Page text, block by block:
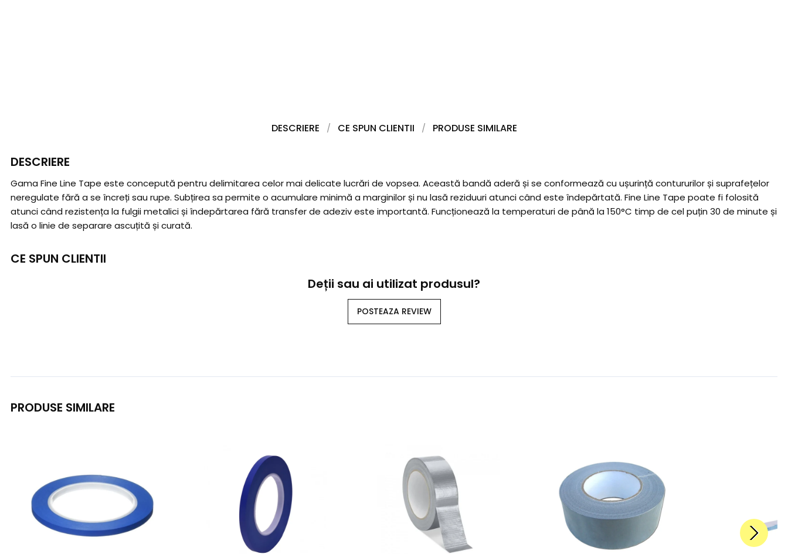
DESCRIERE CE SPUN CLIENTII PRODUSE SIMILARE
DESCRIERE
Gama Fine Line Tape este concepută pentru delimitarea celor mai delicate lucrări de vopsea. Această bandă aderă și se conformează cu ușurință contururilor și suprafețelor
neregulate fără a se încreți sau rupe. Subțirea sa permite o acumulare minimă a marginilor și nu lasă reziduuri atunci când este îndepărtată. Fine Line Tape poate fi folosită
atunci când rezistența la fulgii metalici și îndepărtarea fără transfer de adeziv este importantă. Funcționează la temperaturi de până la 150°C timp de cel puțin 30 de minute și
lasă o linie de separare ascuțită și curată.
CE SPUN CLIENTII
Deții sau ai utilizat produsul?
POSTEAZA REVIEW
PRODUSE SIMILARE